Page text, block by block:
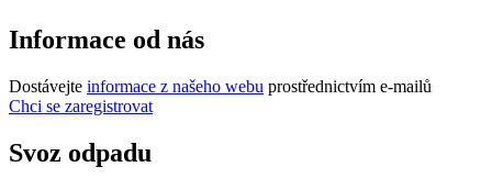
Informace od nás
Dostávejte informace z našeho webu prostřednictvím e-mailů
Chci se zaregistrovat
Svoz odpadu